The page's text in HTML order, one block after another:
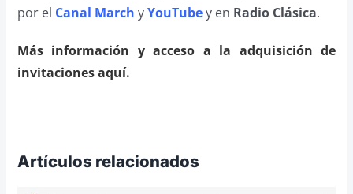
por el Canal March yYouTubey en Radio Clásica.
Más información y acceso a la adquisición de
invitaciones aquí.
Artículos relacionados